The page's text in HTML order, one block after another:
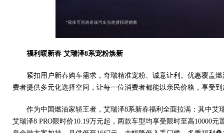
福利暖新春 艾瑞泽8系宠粉焕新
紧扣用户新春购车需求，奇瑞精准宠粉、诚意让利。优惠覆盖
费者提供多元化选择空间，让每一位消费者都能以亲民价格，享受
作为中国燃油家轿王者，艾瑞泽8系新春福利全面拉满：其中艾
艾瑞泽8 PRO限时价10.19万元起，两款车型均享受限时至高10000元